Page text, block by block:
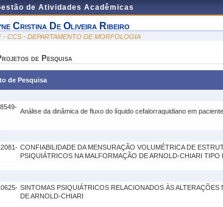
de Atividades Acadêmicas
Cristina De Oliveira Ribeiro
- CCS - DEPARTAMENTO DE MORFOLOGIA
de Pesquisa
de Pesquisa
Análise da dinâmica de fluxo do líquido cefalorraquidiano em
CONFIABILIDADE DA MENSURAÇÃO VOLUMÉTRICA DE
PSIQUIÁTRICOS NA MALFORMAÇÃO DE ARNOLD-CHIARI TIPO I
SINTOMAS PSIQUIÁTRICOS RELACIONADOS ÀS
DE ARNOLD-CHIARI